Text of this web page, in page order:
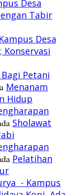
Desa
Tabir
Desa
Konservasi
Petani
Menanam
Hidup
Sholawat
Pelatihan
- Kampus